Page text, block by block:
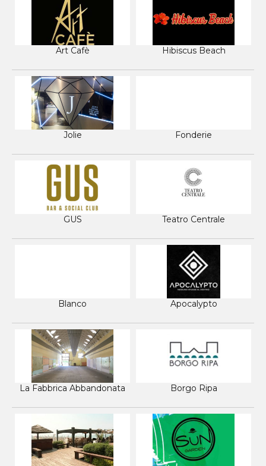
Art Cafè Hibiscus Beach
Jolie Fonderie
GUS Teatro Centrale
Blanco Apocalypto
La Fabbrica Abbandonata Borgo Ripa